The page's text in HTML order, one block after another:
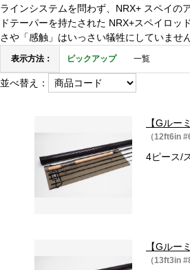
ラインシステムを問わず、NRX+ スペイの
ドテーパーを持たされた NRX+スペイロ
さや「感触」はいっさい犠牲にしていません
表示方法： ピックアップ 一覧
並べ替え：
【Gルー
（12ft6in
4ピース/
【Gルー
（13ft3in